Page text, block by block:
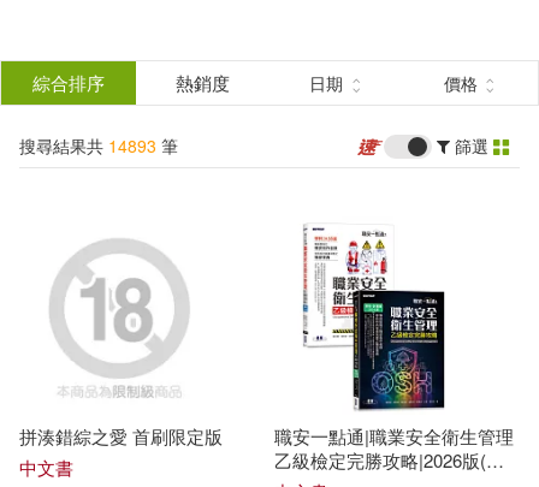
結
分類 (單選)
所有商品(14893) 圖書(9837)
影音(375)
美妝(16)
家居生活(150)
3C(165) 家電(4)
作者 (可複選)
梁實秋(316) 秋乃茉莉(134)
綜合排序 熱銷度 日期 價格
搜尋結果共 14893 筆 篩選
拼湊錯綜之愛 首刷限定版
中文書
職安一點通|職業安全衛生管理
乙級檢定完勝攻略|2026版(套